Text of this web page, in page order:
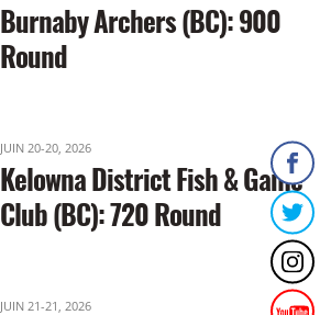
Burnaby Archers (BC): 900
Round
JUIN 20-20, 2026
Kelowna District Fish & Game
Club (BC): 720 Round
JUIN 21-21, 2026